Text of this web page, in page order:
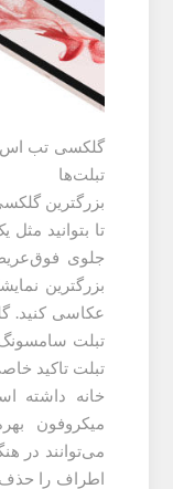
تبلت‌ها
تا بتوانید مثل
جلوی
تبلت
تبلت تاکید
خانه داشته
میکروفون
اطراف را حذف